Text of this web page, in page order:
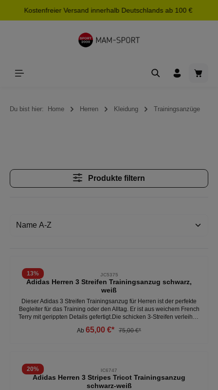
springen
Kostenfreier Versand innerhalb Deutschlands ab 100 €
Du bist hier: Home Herren Kleidung Trainingsanzüge
Produkte filtern
13% JC5375
Adidas Herren 3 Streifen Trainingsanzug schwarz,
weiß
Dieser Adidas 3 Streifen Trainingsanzug für Herren ist der perfekte
Begleiter für das Training oder den Alltag. Er ist aus weichem French
Terry mit gerippten Details gefertigt.Die schicken 3-Streifen verleihen
Polyester - durchgehender Reißverschluss - elastischer Bund mit
Ab 65,00 €* 75,00 €*
20% IC6747
Adidas Herren 3 Stripes Tricot Trainingsanzug
schwarz-weiß